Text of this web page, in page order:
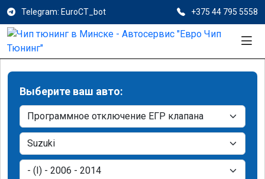
Telegram: EuroCT_bot +375 44 795 5558
Выберите ваш авто: